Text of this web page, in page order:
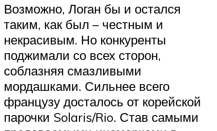
Возможно, Логан бы и остался
таким, как был – честным и
некрасивым. Но конкуренты
поджимали со всех сторон,
соблазняя смазливыми
мордашками. Сильнее всего
французу досталось от корейской
парочки Solaris/Rio. Став самыми